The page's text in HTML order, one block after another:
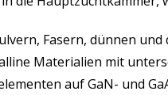
Fasern, dünnen
Materialien mit
auf GaN- und